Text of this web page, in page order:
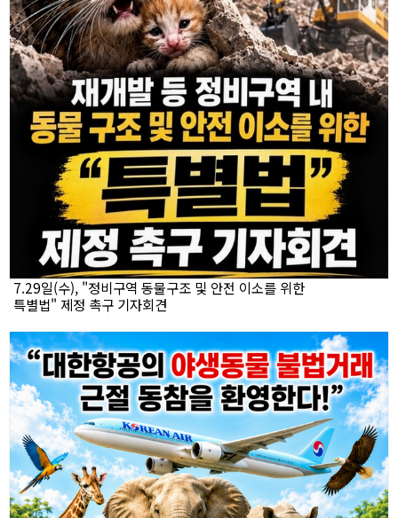
7.29일(수), "정비구역 동물구조 및 안전 이소를 위한
특별법" 제정 촉구 기자회견